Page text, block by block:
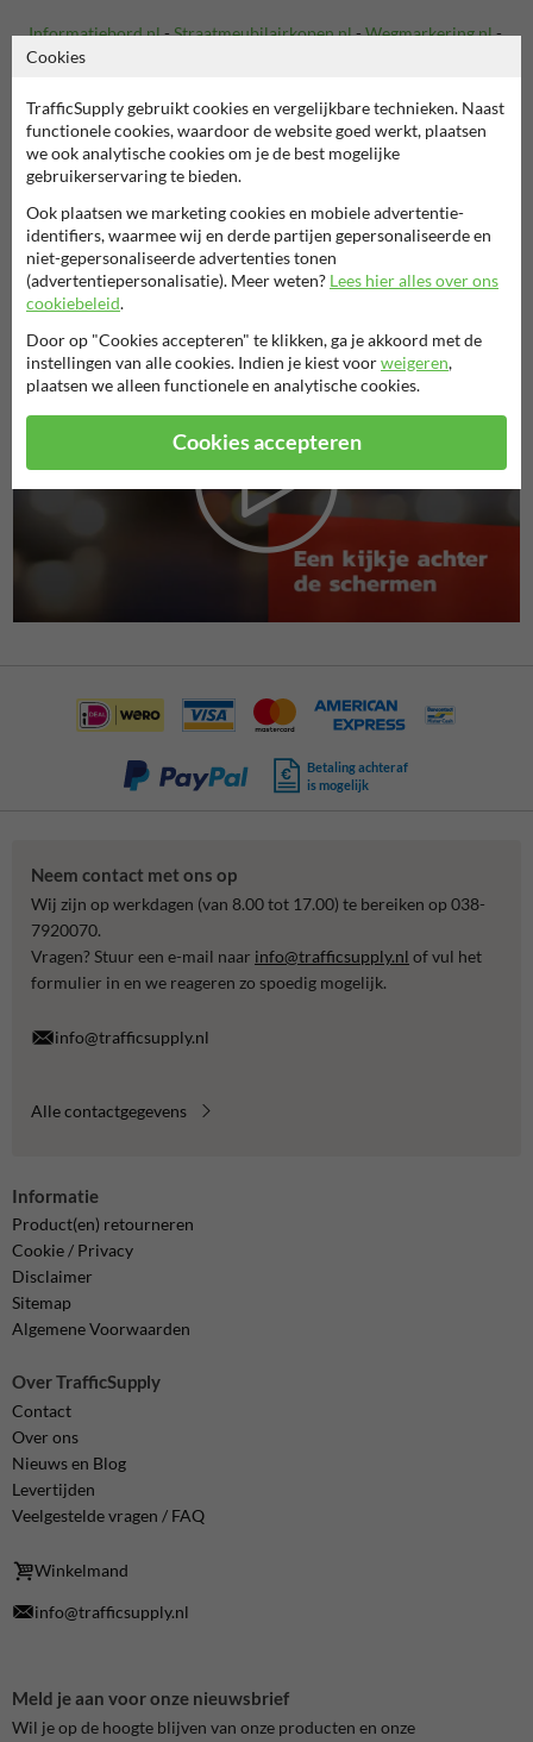
Informatiebord.nl-Straatmeubilairkopen.nl-Wegmarkering.nl-
Oplaadpaal-kopen.nl
Verkeersspiegelkopen.nl-Huisnummerpaalkopen.nl-
Routebord.nl-Recreatieterrein.nl-Verbodsborden.nl -
Aanrijdbeveiliging.nl-Afzetmaterialen.nl-
Buurtpreventiebord.nl
Bekijk alle TrafficSupply webshops
Betaling achteraf
is mogelijk
Neem contact met ons op
Wij zijn op werkdagen (van 8.00 tot 17.00) te bereiken op 038-
7920070.
Vragen? Stuur een e-mail naar info@trafficsupply.nl of vul het
formulier in en we reageren zo spoedig mogelijk.
info@trafficsupply.nl
Alle contactgegevens
Informatie
Product(en) retourneren
Cookie / Privacy
Disclaimer
Sitemap
Algemene Voorwaarden
Over TrafficSupply
Contact
Over ons
Nieuws en Blog
Levertijden
Veelgestelde vragen / FAQ
Winkelmand
info@trafficsupply.nl
Meld je aan voor onze nieuwsbrief
Wil je op de hoogte blijven van onze producten en onze
Cookies
TrafficSupply gebruikt cookies en vergelijkbare technieken. Naast
functionele cookies, waardoor de website goed werkt, plaatsen
we ook analytische cookies om je de best mogelijke
gebruikerservaring te bieden.
Ook plaatsen we marketing cookies en mobiele advertentie-
identifiers, waarmee wij en derde partijen gepersonaliseerde en
niet-gepersonaliseerde advertenties tonen
(advertentiepersonalisatie). Meer weten? Lees hier alles over ons
cookiebeleid.
Door op "Cookies accepteren" te klikken, ga je akkoord met de
instellingen van alle cookies. Indien je kiest voorweigeren,
plaatsen we alleen functionele en analytische cookies.
Cookies accepteren